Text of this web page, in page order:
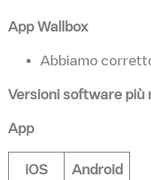
App Wallbox
Abbiamo
Versioni software più
App
iOS Android